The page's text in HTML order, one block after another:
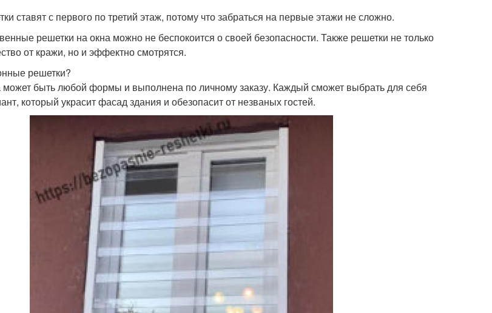
ставят с первого по третий этаж, потому что забраться на первые этажи не сложно.
решетки на окна можно не беспокоится о своей безопасности. Также решетки не только
от кражи, но и эффектно смотрятся.
решетки?
может быть любой формы и выполнена по личному заказу. Каждый сможет выбрать для себя
который украсит фасад здания и обезопасит от незваных гостей.